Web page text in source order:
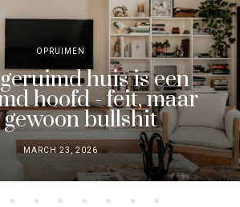
OPRUIMEN
huis is een
hoofd - feit, maar
bullshit
MARCH 23, 2026